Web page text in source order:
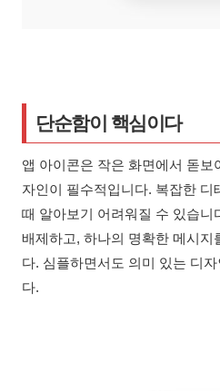
단순함이 핵심이다
앱 아이콘은 작은 화면에서 돋보
자인이 필수적입니다. 복잡한 디
때 알아보기 어려워질 수 있습니
배제하고, 하나의 명확한 메시지
다. 심플하면서도 의미 있는 디
다.